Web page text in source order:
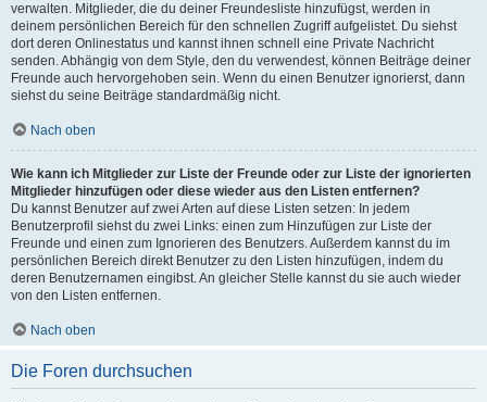
verwalten. Mitglieder, die du deiner Freundesliste hinzufügst, werden in
deinem persönlichen Bereich für den schnellen Zugriff aufgelistet. Du siehst
dort deren Onlinestatus und kannst ihnen schnell eine Private Nachricht
senden. Abhängig von dem Style, den du verwendest, können Beiträge deiner
Freunde auch hervorgehoben sein. Wenn du einen Benutzer ignorierst, dann
siehst du seine Beiträge standardmäßig nicht.
Nach oben
Wie kann ich Mitglieder zur Liste der Freunde oder zur Liste der ignorierten
Mitglieder hinzufügen oder diese wieder aus den Listen entfernen?
Du kannst Benutzer auf zwei Arten auf diese Listen setzen: In jedem
Benutzerprofil siehst du zwei Links: einen zum Hinzufügen zur Liste der
Freunde und einen zum Ignorieren des Benutzers. Außerdem kannst du im
persönlichen Bereich direkt Benutzer zu den Listen hinzufügen, indem du
deren Benutzernamen eingibst. An gleicher Stelle kannst du sie auch wieder
von den Listen entfernen.
Nach oben
Die Foren durchsuchen